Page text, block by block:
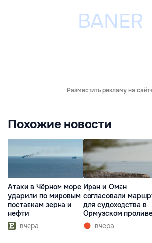
Разместить рекламу на
Похожие новости
Атаки в Чёрном море
ударили по мировым
поставкам зерна и
нефти
вчера
Иран и Оман
согласовали
для судоходства в
Ормузском проливе
вчера